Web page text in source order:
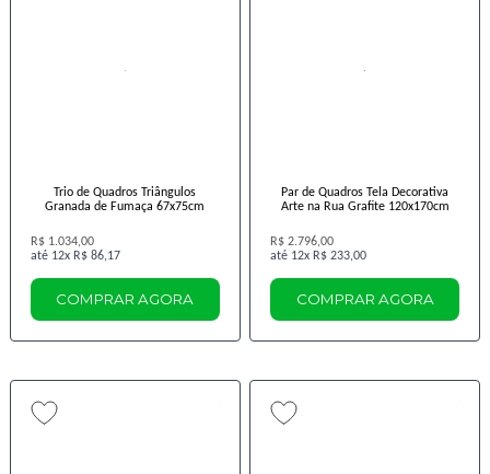
Trio de Quadros Triângulos
Granada de Fumaça 67x75cm
R$ 1.034,00
12x R$ 86,17
COMPRAR AGORA
Par de Quadros Tela Decorativa
Arte na Rua Grafite 120x170cm
R$ 2.796,00
12x R$ 233,00
COMPRAR AGORA